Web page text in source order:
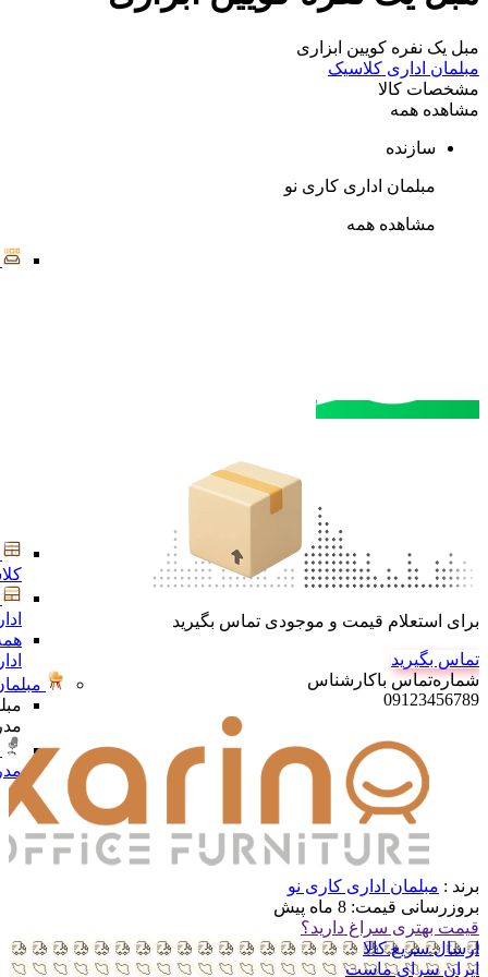
مبل یک نفره کویین ابزاری
مبلمان اداری کلاسیک
مشخصات کالا
مشاهده همه
سازنده
مبلمان اداری کاری نو
مشاهده همه
برای استعلام قیمت و موجودی تماس بگیرید
تماس بگیرید
شماره‌تماس‌ با‌کارشناس
09123456789
برند : مبلمان اداری کاری نو
بروزرسانی قیمت: 8 ماه پیش
قیمت بهتری سراغ دارید؟
ارسال سریع کالا
ایران سرای ماست